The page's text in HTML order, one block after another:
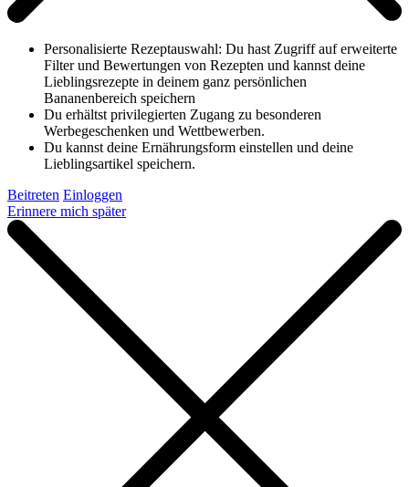
Personalisierte Rezeptauswahl: Du hast Zugriff auf erweiterte
Filter und Bewertungen von Rezepten und kannst deine
Lieblingsrezepte in deinem ganz persönlichen
Bananenbereich speichern
Du erhältst privilegierten Zugang zu besonderen
Werbegeschenken und Wettbewerben.
Du kannst deine Ernährungsform einstellen und deine
Lieblingsartikel speichern.
Beitreten Einloggen
Erinnere mich später